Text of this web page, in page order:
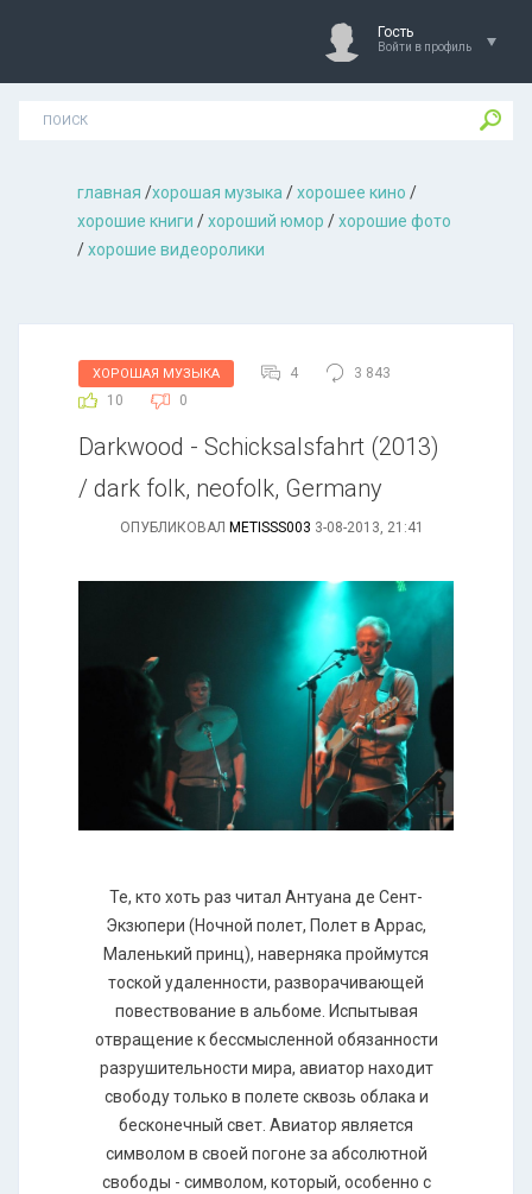
Гость
Войти в профиль
главная /хорошая музыкa /хорошее кино /
хорошие книги /хороший юмор /хорошие фото
/хорошие видеоролики
ХОРОШАЯ МУЗЫКА 4
3 843
10
0
Darkwood - Schicksalsfahrt (2013)
/ dark folk, neofolk, Germany
ОПУБЛИКОВАЛ METISSS003 3-08-2013, 21:41
Те, кто хоть раз читал Антуана де Сент-
Экзюпери (Ночной полет, Полет в Аррас,
Маленький принц), наверняка проймутся
тоской удаленности, разворачивающей
повествование в альбоме. Испытывая
отвращение к бессмысленной обязанности
разрушительности мира, авиатор находит
свободу только в полете сквозь облака и
бесконечный свет. Авиатор является
символом в своей погоне за абсолютной
свободы - символом, который, особенно с